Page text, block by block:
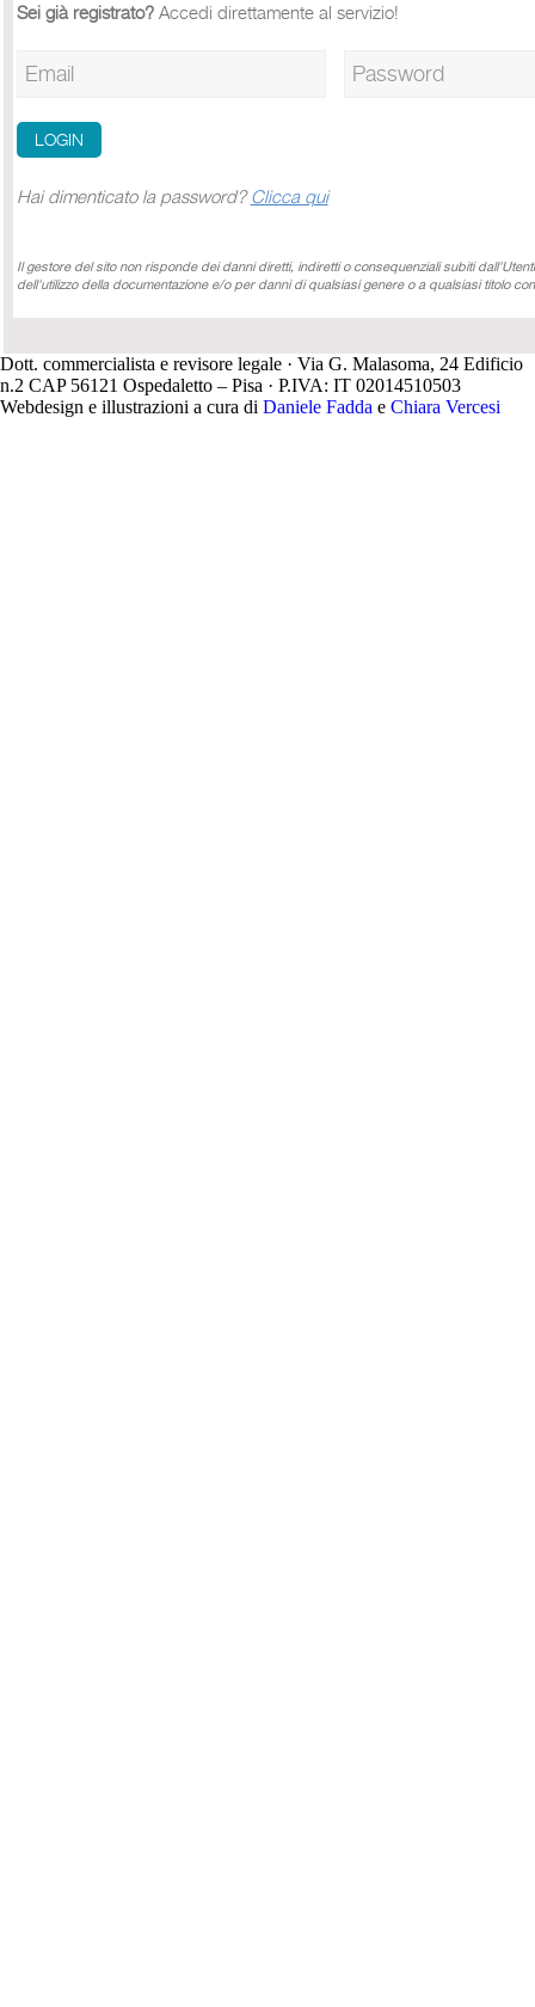
Sei già registrato?Accedi direttamente al servizio!
Hai dimenticato la password?Clicca qui
Il gestore del sito non risponde dei danni diretti, indiretti o consequenziali subiti
dell'utilizzo della documentazione e/o per danni di qualsiasi genere o a qualsiasi titolo
Dott. commercialista e revisore legale · Via G. Malasoma, 24 Edificio
n.2 CAP 56121 Ospedaletto – Pisa · P.IVA: IT 02014510503
Webdesign e illustrazioni a cura di Daniele Fadda e Chiara Vercesi